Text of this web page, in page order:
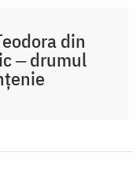
din
‒ drumul